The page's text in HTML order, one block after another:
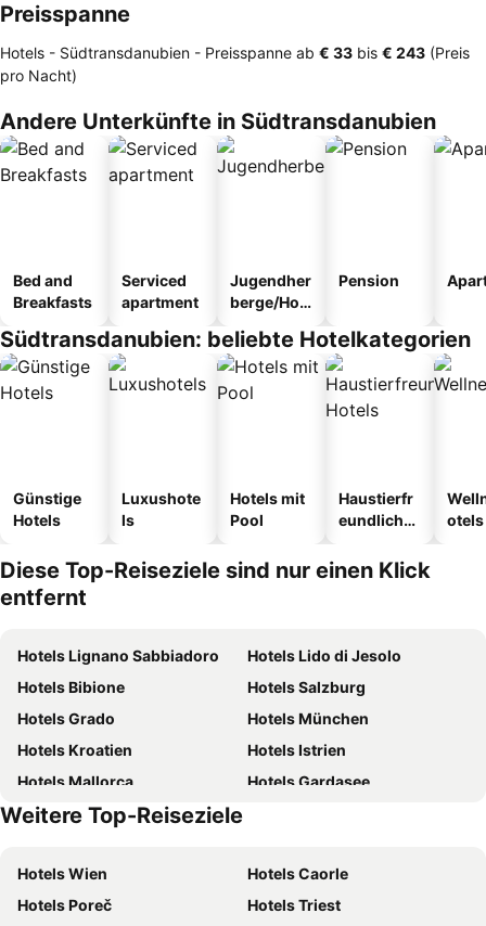
Preisspanne
Hotels - Südtransdanubien - Preisspanne ab ‎€ 33 bis ‎€ 243 (Preis
pro Nacht)
Andere Unterkünfte in Südtransdanubien
Bed and
Breakfasts
Serviced
apartment
Jugendher
berge/Hos
Pension
Südtransdanubien: beliebte Hotelkategorien
Günstige
Hotels
Luxushote
ls
Hotels mit
Pool
Haustierfr
eundliche
otels
Diese Top-Reiseziele sind nur einen Klick
entfernt
Hotels Lignano Sabbiadoro
Hotels Lido di Jesolo
Hotels Bibione
Hotels Salzburg
Hotels Grado
Hotels München
Hotels Kroatien
Hotels Istrien
Hotels Mallorca
Hotels Gardasee
Hotels Österreich
Weitere Top-Reiseziele
Hotels Wien
Hotels Caorle
Hotels Poreč
Hotels Triest